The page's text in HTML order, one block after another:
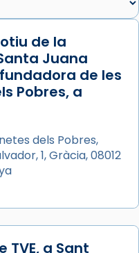
ha tingut lloc la
agraïment al
de la
Juana
de les
Pobres, a
dels Pobres,
1, Gràcia, 08012
TVE, a Sant